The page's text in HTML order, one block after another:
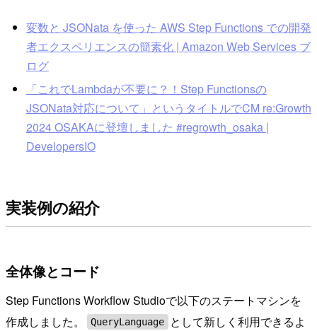
変数と JSONata を使った AWS Step Functions での開発
者エクスペリエンスの簡素化 | Amazon Web Services ブ
ログ
「これでLambdaが不要に？！Step Functionsの
JSONata対応について」というタイトルでCM re:Growth
2024 OSAKAに登壇しました #regrowth_osaka |
DevelopersIO
実装例の紹介
全体像とコード
Step Functions Workflow Studioで以下のステートマシンを
作成しました。
QueryLanguage
として新しく利用できるよ